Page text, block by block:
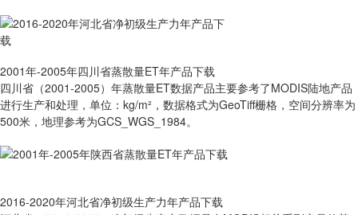
2001年-2005年四川省蒸散量ET年产品下载
四川省（2001-2005）年蒸散量ET数据产品主要参考了MODIS陆地产品
进行生产和处理，单位：kg/m²，数据格式为GeoTiff栅格，空间分辨率为
500米，地理参考为GCS_WGS_1984。
2016-2020年河北省净初级生产力年产品下载